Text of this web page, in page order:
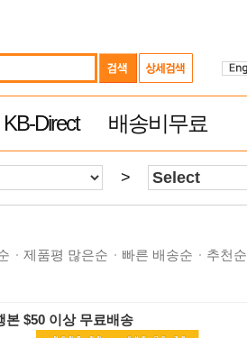
KB-Direct 배송비무료
>
제품평 많은순 빠른 배송순 추천순
본 $50 이상 무료배송